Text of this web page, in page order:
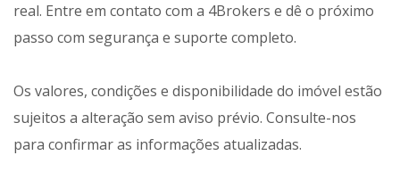
real. Entre em contato com a 4Brokers e dê o próximo
passo com segurança e suporte completo.
Os valores, condições e disponibilidade do imóvel estão
sujeitos a alteração sem aviso prévio. Consulte-nos
para confirmar as informações atualizadas.